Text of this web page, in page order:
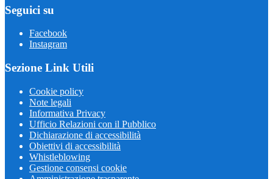
Seguici su
Facebook
Instagram
Sezione Link Utili
Cookie policy
Note legali
Informativa Privacy
Ufficio Relazioni con il Pubblico
Dichiarazione di accessibilità
Obiettivi di accessibilità
Whistleblowing
Gestione consensi cookie